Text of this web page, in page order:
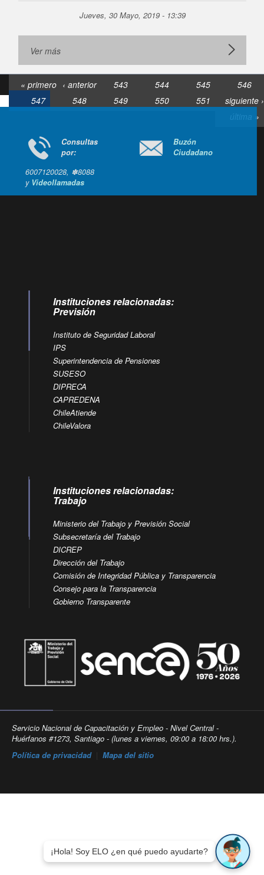
Jueves, 30 Mayo, 2019 - 13:39
Ver más
« primero ‹ anterior 543 544 545
546
547
548 549 550 551
siguiente ›
última »
Consultas
por:
6007120028, ✽8088
yVideollamadas
Buzón
Ciudadano
Instituciones relacionadas:
Previsión
Instituto de Seguridad Laboral
IPS
Superintendencia de Pensiones
SUSESO
DIPRECA
CAPREDENA
ChileAtiende
ChileValora
Instituciones relacionadas:
Trabajo
Ministerio del Trabajo y Previsión Social
Subsecretaría del Trabajo
DICREP
Dirección del Trabajo
Comisión de Integridad Pública y Transparencia
Consejo para la Transparencia
Gobierno Transparente
Servicio Nacional de Capacitación y Empleo - Nivel Central -
Huérfanos #1273, Santiago - (lunes a viernes, 09:00 a 18:00 hrs.).
Política de privacidad| Mapa del sitio
¡Hola! Soy ELO ¿en qué puedo ayudarte?